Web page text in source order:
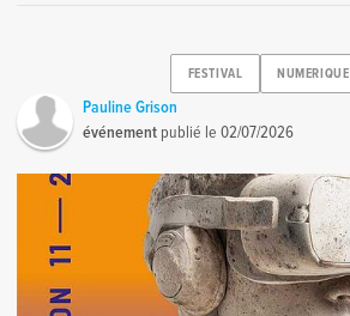
FESTIVAL NUMERIQUE
Pauline Grison
événement publié le02/07/2026